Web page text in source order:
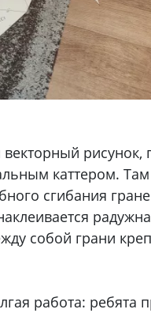
рисунок,
каттером.
сгибания
собой грани
работа: ребята